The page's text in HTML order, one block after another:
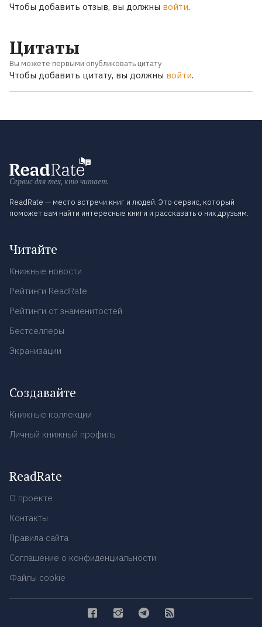
Чтобы добавить отзыв, вы должны войти.
Цитаты
Вы можете первыми опубликовать цитату
Чтобы добавить цитату, вы должны войти.
Сервис для тех, кто читает.
ReadRate — место встречи книг и людей. Это сервис, который
поможет вам найти интересные книги и рассказать о них друзьям.
Читайте
Книжные новости
Рейтинги ReadRate
Рейтинги от знаменитостей
Бестселлеры
Экранизации
Создавайте
Книжные коллекции
Личный книжный профиль
ReadRate
О проекте
Контакты
Правила сайта
Соглашение о конфиденциальности
Файлы cookie